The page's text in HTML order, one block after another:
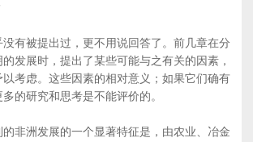
被提出过，更不用说回答了。前几章在分
发展时，提出了某些可能与之有关的因素，
考虑。这些因素的相对意义；如果它们确有
的研究和思考是不能评价的。
洲发展的一个显著特征是，由农业、冶金